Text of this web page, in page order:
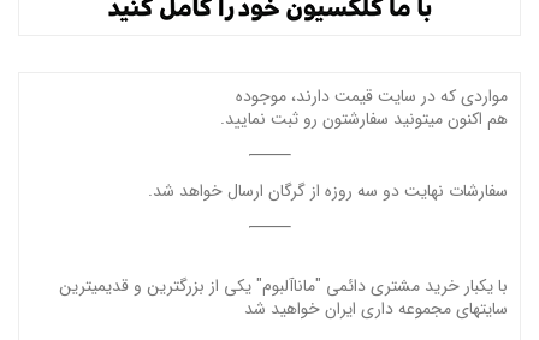
مواردی که در سایت قیمت دارند، موجوده
هم اکنون میتونید سفارشتون رو ثبت نمایید.
سفارشات نهایت دو سه روزه از گرگان ارسال خواهد شد.
با یکبار خرید مشتری دائمی "ماناآلبوم" یکی از بزرگترین و قدیمیترین
سایتهای مجموعه داری ایران خواهید شد